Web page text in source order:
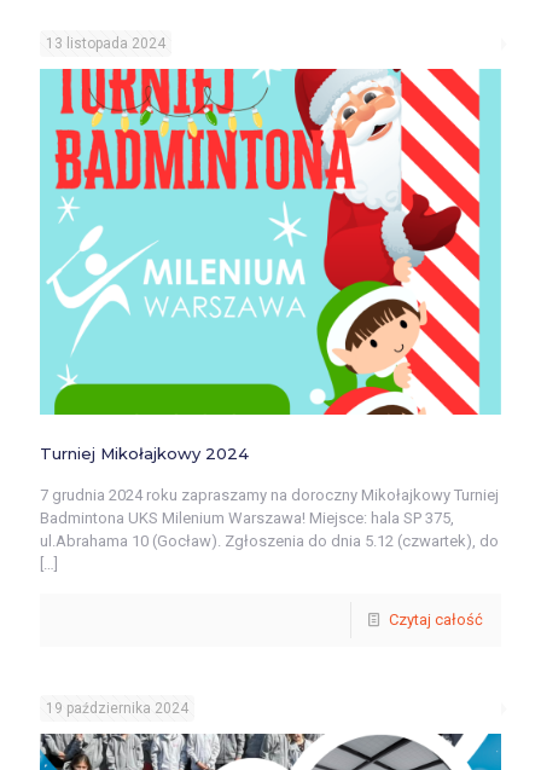
13 listopada 2024
Turniej Mikołajkowy 2024
7 grudnia 2024 roku zapraszamy na doroczny Mikołajkowy Turniej
Badmintona UKS Milenium Warszawa! Miejsce: hala SP 375,
ul.Abrahama 10 (Gocław). Zgłoszenia do dnia 5.12 (czwartek), do
[…]
Czytaj całość
19 października 2024